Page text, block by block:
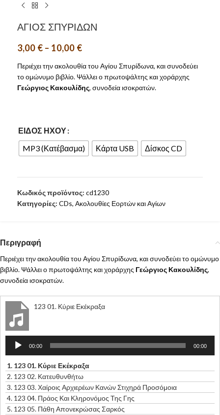
ΑΓΙΟΣ ΣΠΥΡΙΔΩΝ
3,00 € – 10,00 €
Περιέχει την ακολουθία του Αγίου Σπυρίδωνα, και συνοδεύει
το ομώνυμο βιβλίο. Ψάλλει ο πρωτοψάλτης και χοράρχης
Γεώργιος Κακουλίδης, συνοδεία ισοκρατών.
ΕΊΔΟΣ ΉΧΟΥ
MP3 (Κατέβασμα)
Κάρτα USB Δίσκος CD
Κωδικός προϊόντος: cd1230
Κατηγορίες: CDs, Ακολουθίες Εορτών και Αγίων
Περιγραφή
Περιέχει την ακολουθία του Αγίου Σπυρίδωνα, και συνοδεύει το ομώνυμο
βιβλίο. Ψάλλει ο πρωτοψάλτης και χοράρχης Γεώργιος Κακουλίδης,
συνοδεία ισοκρατών.
123 01. Κύριε Εκέκραξα
Πρόγραμμα
Αναπαραγωγής
00:00 00:00
1. 123 01. Κύριε Εκέκραξα
2. 123 02. Κατευθυνθήτω
3. 123 03. Χαίροις Αρχιερέων Κανών Στιχηρά Προσόμοια
4. 123 04. Πράος Και Κληρονόμος Της Γης
5. 123 05. Πάθη Απονεκρώσας Σαρκός